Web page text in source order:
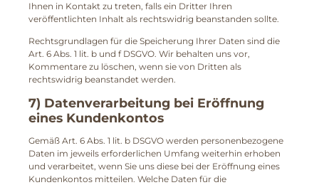
Ihnen in Kontakt zu treten, falls ein Dritter Ihren
veröffentlichten Inhalt als rechtswidrig beanstanden sollte.
Rechtsgrundlagen für die Speicherung Ihrer Daten sind die
Art. 6 Abs. 1 lit. b und f DSGVO. Wir behalten uns vor,
Kommentare zu löschen, wenn sie von Dritten als
rechtswidrig beanstandet werden.
7) Datenverarbeitung bei Eröffnung
eines Kundenkontos
Gemäß Art. 6 Abs. 1 lit. b DSGVO werden personenbezogene
Daten im jeweils erforderlichen Umfang weiterhin erhoben
und verarbeitet, wenn Sie uns diese bei der Eröffnung eines
Kundenkontos mitteilen. Welche Daten für die